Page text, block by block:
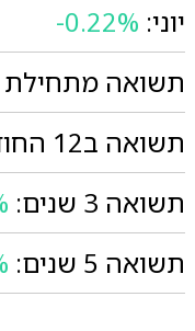
יוני: -0.22%
תשואה
תשואה ב12 החודשים האחרונים:
תשואה 3 שנים:
תשואה 5 שנים: